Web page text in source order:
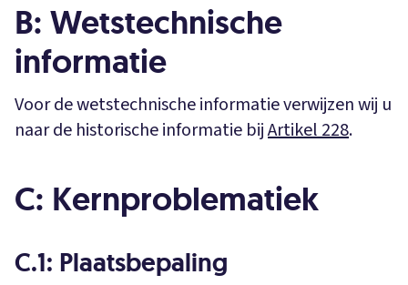
B: Wetstechnische
informatie
Voor de wetstechnische informatie verwijzen wij u
naar de historische informatie bijArtikel 228.
C: Kernproblematiek
C.1: Plaatsbepaling